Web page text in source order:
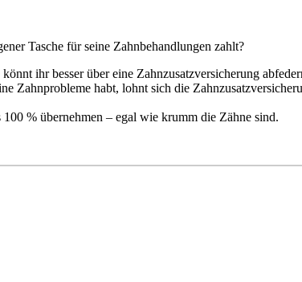
Tasche für seine Zahnbehandlungen zahlt?
ihr besser über eine Zahnzusatzversicherung
Zahnprobleme habt, lohnt sich die
% übernehmen – egal wie krumm die Zähne sind.